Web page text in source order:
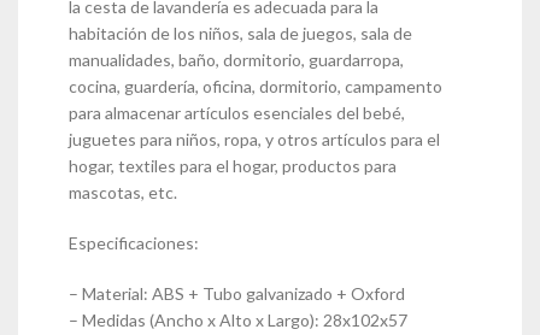
la cesta de lavandería es adecuada para la
habitación de los niños, sala de juegos, sala de
manualidades, baño, dormitorio, guardarropa,
cocina, guardería, oficina, dormitorio, campamento
para almacenar artículos esenciales del bebé,
juguetes para niños, ropa, y otros artículos para el
hogar, textiles para el hogar, productos para
mascotas, etc.
Especificaciones:
– Material: ABS + Tubo galvanizado + Oxford
– Medidas (Ancho x Alto x Largo): 28x102x57